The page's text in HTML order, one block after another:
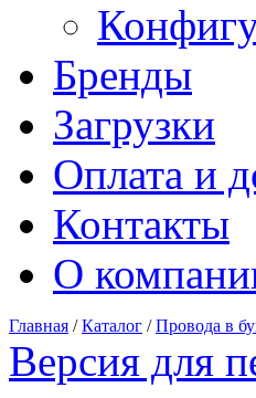
Бренды
Загрузки
Оплата и
Контакты
О
Главная /Каталог /Провода в
Версия для